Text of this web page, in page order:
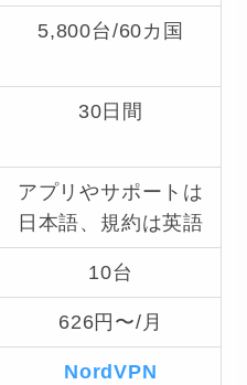
5,800台/60カ国
30日間
アプリやサポートは
日本語、規約は英語
10台
626円〜/月
NordVPN